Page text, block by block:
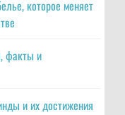
которое меняет
факты и
и их достижения